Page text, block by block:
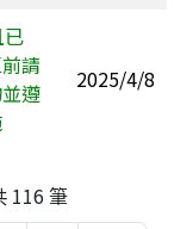
請
遵
2025/4/8
116 筆